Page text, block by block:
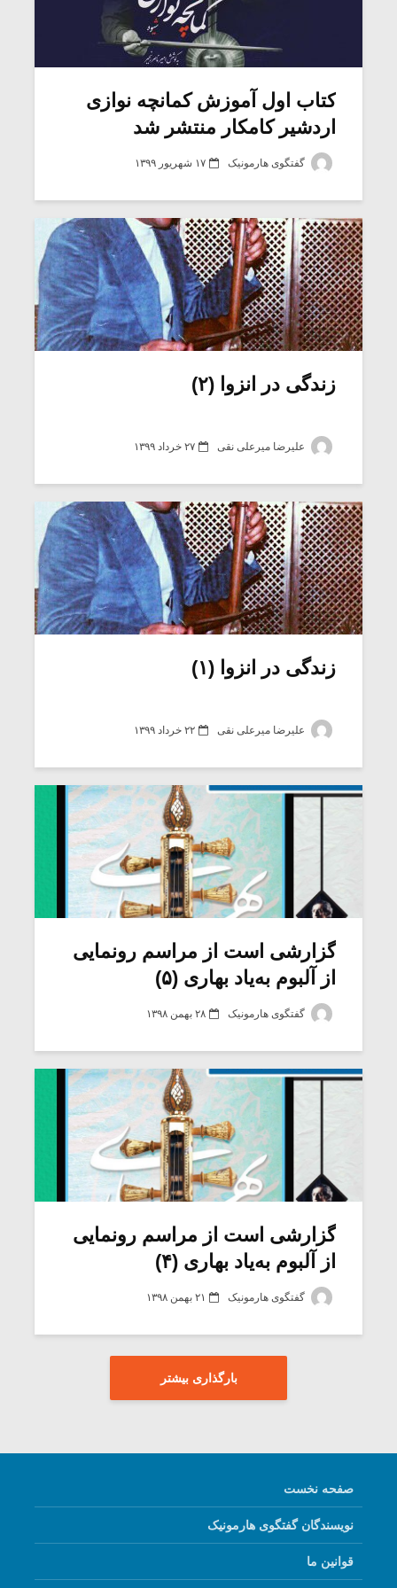
کتاب اول آموزش کمانچه نوازی
اردشیر کامکار منتشر شد
گفتگوی هارمونیک ۱۷ شهریور ۱۳۹۹
زندگی در انزوا (۲)
علیرضا میرعلی نقی ۲۷ خرداد ۱۳۹۹
زندگی در انزوا (۱)
علیرضا میرعلی نقی ۲۲ خرداد ۱۳۹۹
گزارشی است از مراسم رونمایی
از آلبوم به‌یاد بهاری (۵)
گفتگوی هارمونیک ۲۸ بهمن ۱۳۹۸
گزارشی است از مراسم رونمایی
از آلبوم به‌یاد بهاری (۴)
گفتگوی هارمونیک ۲۱ بهمن ۱۳۹۸
بارگذاری بیشتر
صفحه نخست
نویسندگان گفتگوی هارمونیک
قوانین ما